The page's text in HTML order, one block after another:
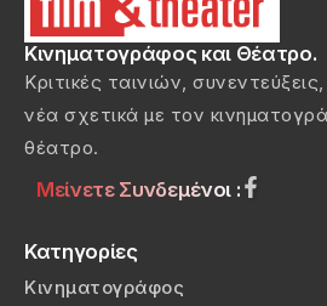
Κινηματογράφος και Θέατρο.
Κριτικές ταινιών,
νέα σχετικά με τον
θέατρο.
Μείνετε Συνδεμένοι :
Κατηγορίες
Κινηματογράφος